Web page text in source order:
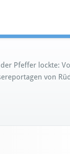
Pfeffer lockte:
von